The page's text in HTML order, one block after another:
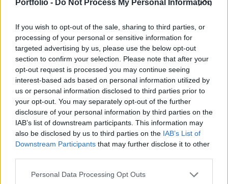
Portfolio - Do Not Process My Personal Information
If you wish to opt-out of the sale, sharing to third parties, or
processing of your personal or sensitive information for
targeted advertising by us, please use the below opt-out
section to confirm your selection. Please note that after your
opt-out request is processed you may continue seeing
interest-based ads based on personal information utilized by
us or personal information disclosed to third parties prior to
your opt-out. You may separately opt-out of the further
disclosure of your personal information by third parties on the
IAB’s list of downstream participants. This information may
also be disclosed by us to third parties on the IAB’s List of
Downstream Participants that may further disclose it to other
Personal Data Processing Opt Outs
Portfolio Investment Day 2026Október 21-én jön a Portfolio
Investment Day 2026, ahol a piac vezető szakértőivel
keressük a választ a befektetőket leginkább foglalkoztató
kérdésekre. Meddig tarthat az AI-rali, kik lehetnek a
következő évek nyertesei, mire számíthatunk a részvény-,
kötvény-, nyersanyag- és kriptopiacokon, és hogyan
érdemes portfóliót építeni egy gyorsan változó...
KEDVES OLVASÓNK!
A keresett cikk a portfolio.hu hírarchívumához
tartozik, melynek olvasása előfizetéses